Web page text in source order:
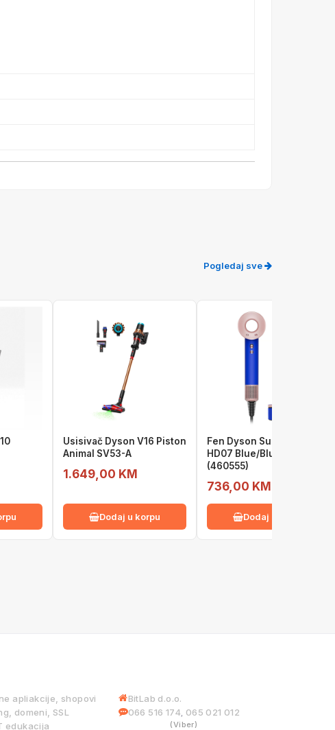
Pogledaj sve
Usisivač Dyson V16 Piston
Animal SV53-A
1.649,00 KM
Dodaj u korpu
Fen Dyson Supersonic
HD07 Blue/Blush SE
(460555)
736,00 KM
Dodaj u korpu
apliakcije, shopovi
domeni, SSL
edukacija
BitLab d.o.o.
066 516 174, 065 021 012
(Viber)